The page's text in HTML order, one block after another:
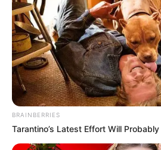
BRAINBERRIES
Tarantino’s Latest Effort Will